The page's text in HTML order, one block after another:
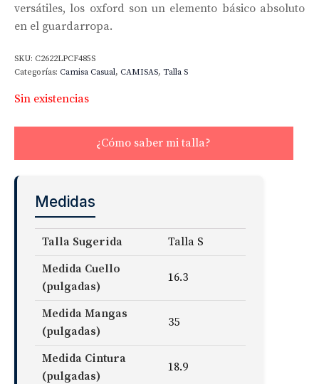
versátiles, los oxford son un elemento básico absoluto
en el guardarropa.
SKU: C2622LPCF485S
Categorías: Camisa Casual, CAMISAS, Talla S
Sin existencias
¿Cómo saber mi talla?
Medidas
Talla Sugerida
Talla S
Medida Cuello
(pulgadas)
16.3
Medida Mangas
(pulgadas)
35
Medida Cintura
(pulgadas)
18.9